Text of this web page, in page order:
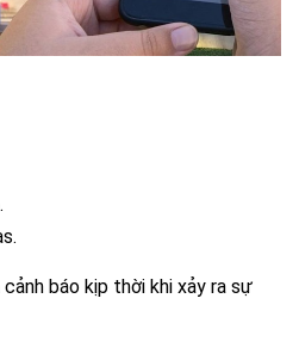
báo kịp thời khi xảy ra sự